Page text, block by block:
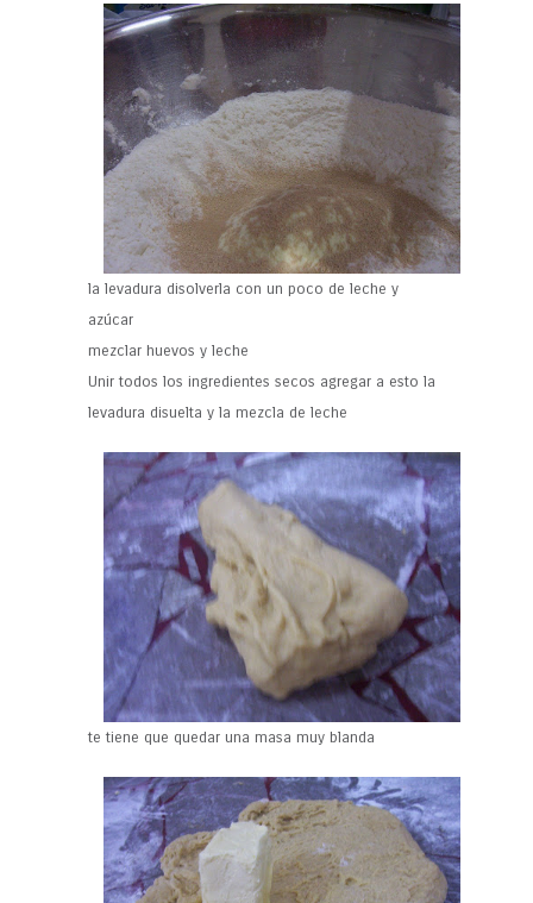
la levadura disolverla con un poco de leche y
azúcar
mezclar huevos y leche
Unir todos los ingredientes secos agregar a esto la
levadura disuelta y la mezcla de leche
te tiene que quedar una masa muy blanda